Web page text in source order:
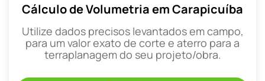
Cálculo de Volumetria em Carapicuíba
Utilize dados precisos levantados em campo,
para um valor exato de corte e aterro para a
terraplanagem do seu projeto/obra.